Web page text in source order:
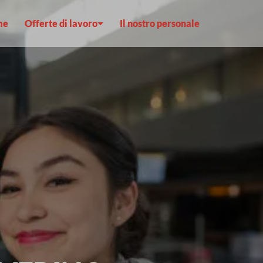
Offerte di lavoro Il nostro personale